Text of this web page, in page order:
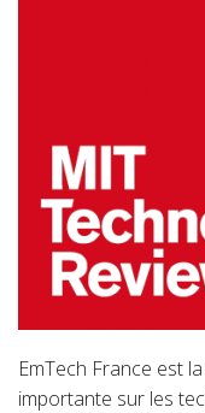
EmTech France est
importante sur les